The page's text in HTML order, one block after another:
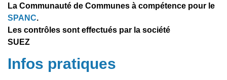
La Communauté de Communes à compétence pour le
SPANC.
Les contrôles sont effectués par la société
SUEZ
Infos pratiques